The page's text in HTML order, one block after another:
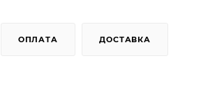
ОПЛАТА ДОСТАВКА